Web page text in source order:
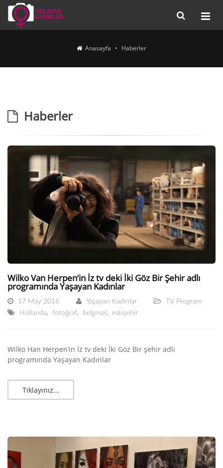
Anasayfa Haberler
Haberler
Wilko Van Herpen‘in İz tv deki İki Göz Bir Şehir adlı
programında Yaşayan Kadınlar
17 May 2016 Yaşayan Kadınlar
TV Program
Hollanda, fotoğraf, belgesel , eskişehir
Wilko Han Herpen‘in İz tv deki İki Göz Bir şehir adlı
programında Yaşayan Kadınlar
Tıklayınız...